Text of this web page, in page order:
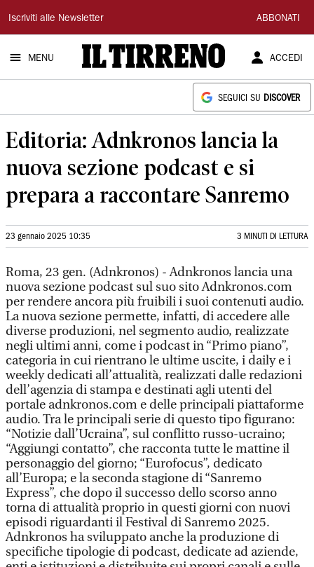
Il
Tirreno
Iscriviti alle Newsletter ABBONATI
MENU ACCEDI
SEGUICI SU DISCOVER
Editoria: Adnkronos lancia la
nuova sezione podcast e si
prepara a raccontare Sanremo
23 gennaio 2025 10:35 3 MINUTI DI LETTURA
Roma, 23 gen. (Adnkronos) - Adnkronos lancia una
nuova sezione podcast sul suo sito Adnkronos.com
per rendere ancora più fruibili i suoi contenuti audio.
La nuova sezione permette, infatti, di accedere alle
diverse produzioni, nel segmento audio, realizzate
negli ultimi anni, come i podcast in “Primo piano”,
categoria in cui rientrano le ultime uscite, i daily e i
weekly dedicati all’attualità, realizzati dalle redazioni
dell’agenzia di stampa e destinati agli utenti del
portale adnkronos.com e delle principali piattaforme
audio. Tra le principali serie di questo tipo figurano:
“Notizie dall’Ucraina”, sul conflitto russo-ucraino;
“Aggiungi contatto”, che racconta tutte le mattine il
personaggio del giorno; “Eurofocus”, dedicato
all’Europa; e la seconda stagione di “Sanremo
Express”, che dopo il successo dello scorso anno
torna di attualità proprio in questi giorni con nuovi
episodi riguardanti il Festival di Sanremo 2025.
Adnkronos ha sviluppato anche la produzione di
specifiche tipologie di podcast, dedicate ad aziende,